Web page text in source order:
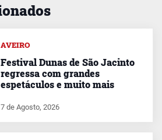
AVEIRO
Festival Dunas de São Jacinto
regressa com grandes
espetáculos e muito mais
7 de Agosto, 2026